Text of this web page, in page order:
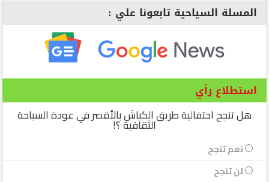
المسلة السياحية تابعونا علي :
استطلاع رأي
هل تنجح احتفالية طريق الكباش بالأقصر في عودة السياحة
الثقافية ؟!
نعم تنجح
لن تنجح